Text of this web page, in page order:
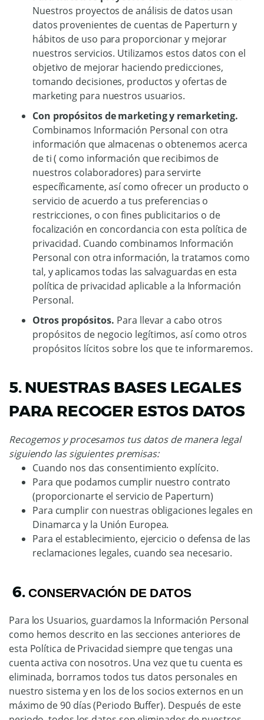
Nuestros proyectos de análisis de datos usan
datos provenientes de cuentas de Paperturn y
hábitos de uso para proporcionar y mejorar
nuestros servicios. Utilizamos estos datos con el
objetivo de mejorar haciendo predicciones,
tomando decisiones, productos y ofertas de
marketing para nuestros usuarios.
Con propósitos de marketing y remarketing.
Combinamos Información Personal con otra
información que almacenas o obtenemos acerca
de ti ( como información que recibimos de
nuestros colaboradores) para servirte
específicamente, así como ofrecer un producto o
servicio de acuerdo a tus preferencias o
restricciones, o con fines publicitarios o de
focalización en concordancia con esta política de
privacidad. Cuando combinamos Información
Personal con otra información, la tratamos como
tal, y aplicamos todas las salvaguardas en esta
política de privacidad aplicable a la Información
Personal.
Otros propósitos. Para llevar a cabo otros
propósitos de negocio legítimos, así como otros
propósitos lícitos sobre los que te informaremos.
5. NUESTRAS BASES LEGALES
PARA RECOGER ESTOS DATOS
Recogemos y procesamos tus datos de manera legal
siguiendo las siguientes premisas:
Cuando nos das consentimiento explícito.
Para que podamos cumplir nuestro contrato
(proporcionarte el servicio de Paperturn)
Para cumplir con nuestras obligaciones legales en
Dinamarca y la Unión Europea.
Para el establecimiento, ejercicio o defensa de las
reclamaciones legales, cuando sea necesario.
6.CONSERVACIÓN DE DATOS
Para los Usuarios, guardamos la Información Personal
como hemos descrito en las secciones anteriores de
esta Política de Privacidad siempre que tengas una
cuenta activa con nosotros. Una vez que tu cuenta es
eliminada, borramos todos tus datos personales en
nuestro sistema y en los de los socios externos en un
máximo de 90 días (Periodo Buffer). Después de este